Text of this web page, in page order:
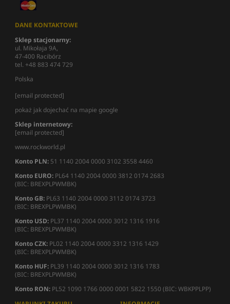
DANE KONTAKTOWE
Sklep stacjonarny:
ul. Mikołaja 9A,
47-400 Racibórz
tel. +48 883 474 729
Polska
[email protected]
pokaż jak dojechać na mapie google
Sklep internetowy:
[email protected]
www.rockworld.pl
Konto PLN: 51 1140 2004 0000 3102 3558 4460
Konto EURO: PL64 1140 2004 0000 3812 0174 2683
(BIC: BREXPLPWMBK)
Konto GB: PL63 1140 2004 0000 3112 0174 3723
(BIC: BREXPLPWMBK)
Konto USD: PL37 1140 2004 0000 3012 1316 1916
(BIC: BREXPLPWMBK)
Konto CZK: PL02 1140 2004 0000 3312 1316 1429
(BIC: BREXPLPWMBK)
Konto HUF: PL39 1140 2004 0000 3012 1316 1783
(BIC: BREXPLPWMBK)
Konto RON: PL52 1090 1766 0000 0001 5822 1550 (BIC: WBKPPLPP)